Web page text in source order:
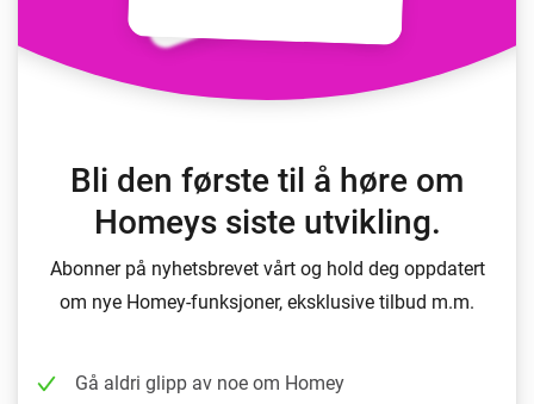
Bli den første til å høre om
Homeys siste utvikling.
Abonner på nyhetsbrevet vårt og hold deg oppdatert
om nye Homey-funksjoner, eksklusive tilbud m.m.
Gå aldri glipp av noe om Homey